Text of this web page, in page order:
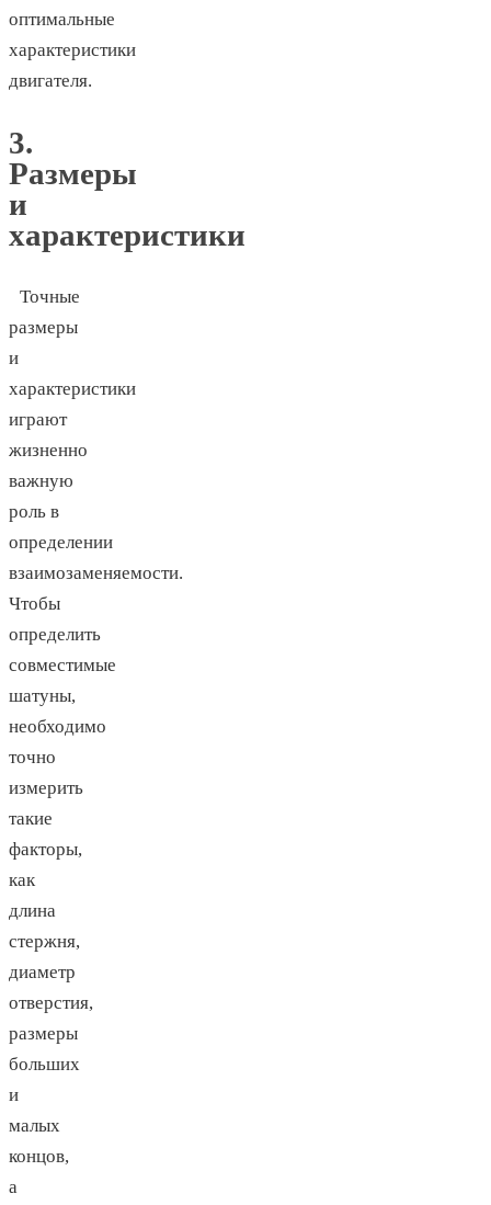
оптимальные
характеристики
двигателя.
3.
Размеры
и
характеристики
Точные
размеры
и
характеристики
играют
жизненно
важную
роль в
определении
взаимозаменяемости.
Чтобы
определить
совместимые
шатуны,
необходимо
точно
измерить
такие
факторы,
как
длина
стержня,
диаметр
отверстия,
размеры
больших
и
малых
концов,
а